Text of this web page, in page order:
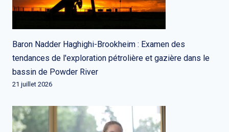
Baron Nadder Haghighi-Brookheim : Examen des
tendances de l'exploration pétrolière et gazière dans le
bassin de Powder River
21 juillet 2026